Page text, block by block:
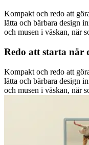
Kompakt och redo att
lätta och bärbara design
och musen i väskan, när
Redo att starta när
Kompakt och redo att
lätta och bärbara design
och musen i väskan, när